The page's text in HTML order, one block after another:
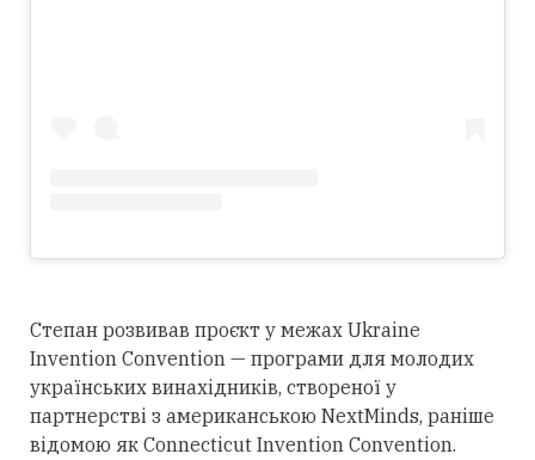
Степан розвивав проєкт у межах Ukraine
Invention Convention — програми для молодих
українських винахідників, створеної у
партнерстві з американською NextMinds, раніше
відомою як Connecticut Invention Convention.